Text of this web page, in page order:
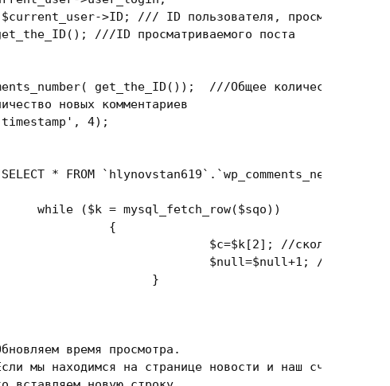
$current_user->ID;
/// ID пользователя,
///ID просматриваемого поста
get_the_ID());
///Общее количество
новых комментариев
, 4);
* FROM `hlynovstan619`.`wp_comments_new`
while ($k = mysql_fetch_row($sqo))
							$c=$k[
2]; //сколько
							$null=$null+
1 ; // Считаем